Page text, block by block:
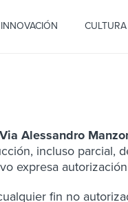
INNOVACIÓN CULTURA
Alessandro
incluso parcial,
expresa
fin no